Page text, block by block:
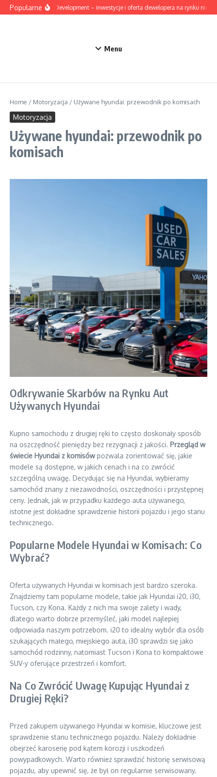
Przejdź do treści
PopularneMesta Development – inwestycje i oferta dewelopera na rynku
Menu
Home / Motoryzacja / Używane hyundai: przewodnik po komisach
Motoryzacja
Używane hyundai: przewodnik po
komisach
Odkrywanie Skarbów na Rynku Aut
Używanych Hyundai
Kupno samochodu z drugiej ręki to często doskonały sposób
na oszczędność pieniędzy bez rezygnacji z jakości. Przegląd w
świecie Hyundai z komisówpozwala zorientować się, jakie
modele są dostępne, w jakich cenach i na co zwrócić
szczególną uwagę. Decydując się na Hyundai, wybieramy
samochód znany z niezawodności, oszczędności i przystępnej
ceny. Jednak, jak w przypadku każdego auta używanego,
istotne jest dokładne sprawdzenie historii pojazdu i jego stanu
technicznego.
Popularne Modele Hyundai w Komisach: Co
Wybrać?
Oferta używanych Hyundai w komisach jest bardzo szeroka.
Znajdziemy tam popularne modele, takie jak Hyundai i20, i30,
Tucson, czy Kona. Każdy z nich ma swoje zalety i wady,
dlatego warto dobrze przemyśleć, jaki model najlepiej
odpowiada naszym potrzebom. i20 to idealny wybór dla osób
szukających małego, miejskiego auta, i30 sprawdzi się jako
samochód rodzinny, natomiast Tucson i Kona to kompaktowe
SUV-y oferujące przestrzeń i komfort.
Na Co Zwrócić Uwagę Kupując Hyundai z
Drugiej Ręki?
Przed zakupem używanego Hyundai w komisie, kluczowe jest
sprawdzenie stanu technicznego pojazdu. Należy dokładnie
obejrzeć karoserię pod kątem korozji i uszkodzeń
powypadkowych. Warto również sprawdzić historię serwisową
pojazdu, aby upewnić się, że był on regularnie serwisowany.